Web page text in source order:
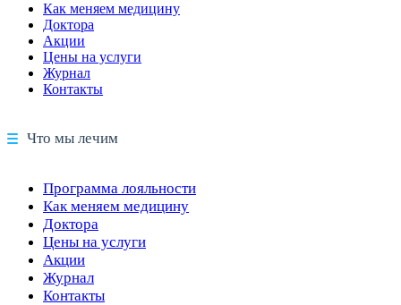
Как меняем медицину
Доктора
Акции
Цены на услуги
Журнал
Контакты
Что мы лечим
Программа лояльности
Как меняем медицину
Доктора
Цены на услуги
Акции
Журнал
Контакты